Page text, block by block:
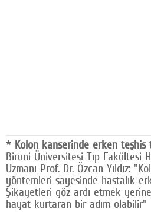
Yazarlar
Künye
SOSYAL MEDYA
Facebook
* Kolon kanserinde erken teşhis
Biruni Üniversitesi Tıp Fakültesi
Uzmanı Prof. Dr. Özcan Yıldız:
yöntemleri sayesinde hastalık
Şikayetleri göz ardı etmek
hayat kurtaran bir adım olabilir"